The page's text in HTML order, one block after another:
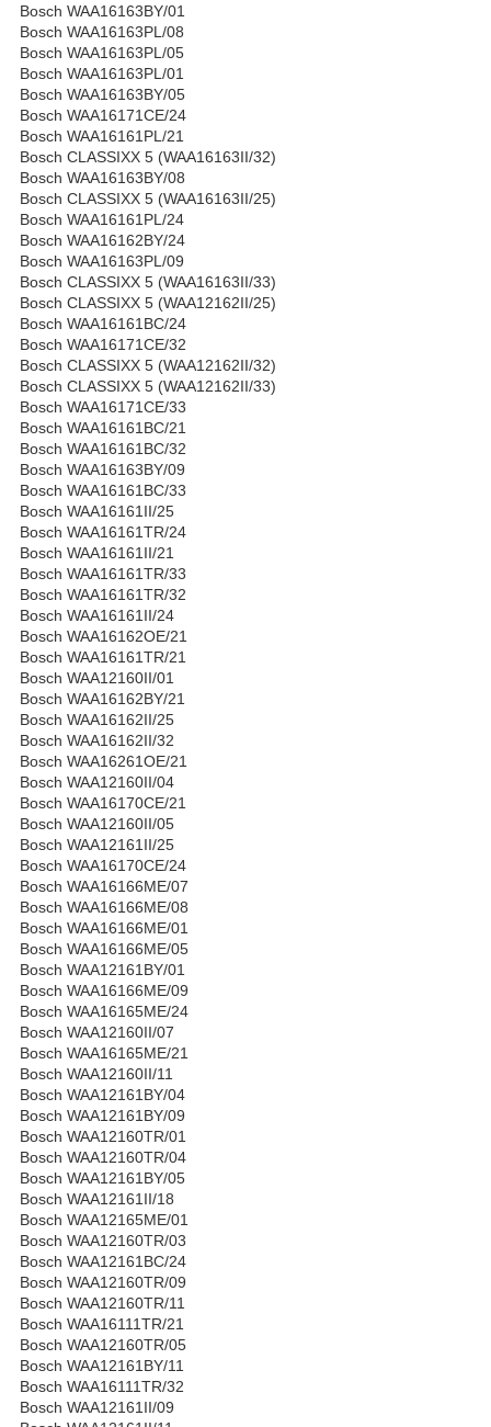
Bosch WAA16163BY/01
Bosch WAA16163PL/08
Bosch WAA16163PL/05
Bosch WAA16163PL/01
Bosch WAA16163BY/05
Bosch WAA16171CE/24
Bosch WAA16161PL/21
Bosch CLASSIXX 5 (WAA16163II/32)
Bosch WAA16163BY/08
Bosch CLASSIXX 5 (WAA16163II/25)
Bosch WAA16161PL/24
Bosch WAA16162BY/24
Bosch WAA16163PL/09
Bosch CLASSIXX 5 (WAA16163II/33)
Bosch CLASSIXX 5 (WAA12162II/25)
Bosch WAA16161BC/24
Bosch WAA16171CE/32
Bosch CLASSIXX 5 (WAA12162II/32)
Bosch CLASSIXX 5 (WAA12162II/33)
Bosch WAA16171CE/33
Bosch WAA16161BC/21
Bosch WAA16161BC/32
Bosch WAA16163BY/09
Bosch WAA16161BC/33
Bosch WAA16161II/25
Bosch WAA16161TR/24
Bosch WAA16161II/21
Bosch WAA16161TR/33
Bosch WAA16161TR/32
Bosch WAA16161II/24
Bosch WAA16162OE/21
Bosch WAA16161TR/21
Bosch WAA12160II/01
Bosch WAA16162BY/21
Bosch WAA16162II/25
Bosch WAA16162II/32
Bosch WAA16261OE/21
Bosch WAA12160II/04
Bosch WAA16170CE/21
Bosch WAA12160II/05
Bosch WAA12161II/25
Bosch WAA16170CE/24
Bosch WAA16166ME/07
Bosch WAA16166ME/08
Bosch WAA16166ME/01
Bosch WAA16166ME/05
Bosch WAA12161BY/01
Bosch WAA16166ME/09
Bosch WAA16165ME/24
Bosch WAA12160II/07
Bosch WAA16165ME/21
Bosch WAA12160II/11
Bosch WAA12161BY/04
Bosch WAA12161BY/09
Bosch WAA12160TR/01
Bosch WAA12160TR/04
Bosch WAA12161BY/05
Bosch WAA12161II/18
Bosch WAA12165ME/01
Bosch WAA12160TR/03
Bosch WAA12161BC/24
Bosch WAA12160TR/09
Bosch WAA12160TR/11
Bosch WAA16111TR/21
Bosch WAA12160TR/05
Bosch WAA12161BY/11
Bosch WAA16111TR/32
Bosch WAA12161II/09